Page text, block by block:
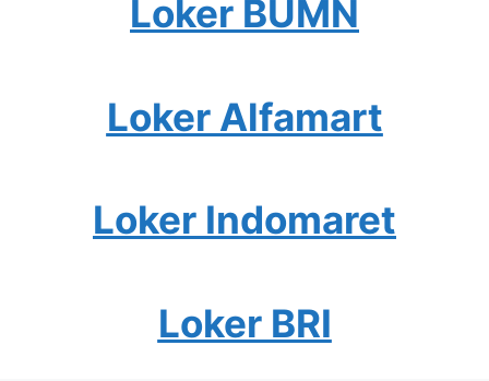
Loker BUMN
Loker Alfamart
Loker Indomaret
Loker BRI